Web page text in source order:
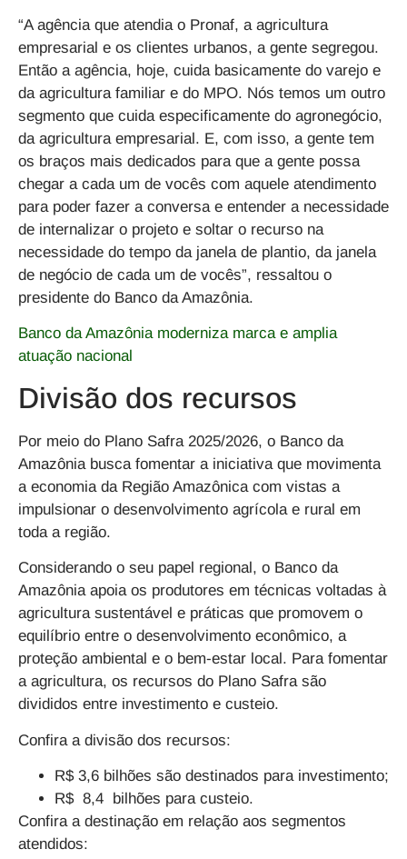
“A agência que atendia o Pronaf, a agricultura
empresarial e os clientes urbanos, a gente segregou.
Então a agência, hoje, cuida basicamente do varejo e
da agricultura familiar e do MPO. Nós temos um outro
segmento que cuida especificamente do agronegócio,
da agricultura empresarial. E, com isso, a gente tem
os braços mais dedicados para que a gente possa
chegar a cada um de vocês com aquele atendimento
para poder fazer a conversa e entender a necessidade
de internalizar o projeto e soltar o recurso na
necessidade do tempo da janela de plantio, da janela
de negócio de cada um de vocês”, ressaltou o
presidente do Banco da Amazônia.
Banco da Amazônia moderniza marca e amplia
atuação nacional
Divisão dos recursos
Por meio do Plano Safra 2025/2026, o Banco da
Amazônia busca fomentar a iniciativa que movimenta
a economia da Região Amazônica com vistas a
impulsionar o desenvolvimento agrícola e rural em
toda a região.
Considerando o seu papel regional, o Banco da
Amazônia apoia os produtores em técnicas voltadas à
agricultura sustentável e práticas que promovem o
equilíbrio entre o desenvolvimento econômico, a
proteção ambiental e o bem-estar local. Para fomentar
a agricultura, os recursos do Plano Safra são
divididos entre investimento e custeio.
Confira a divisão dos recursos:
R$ 3,6 bilhões são destinados para investimento;
R$ 8,4 bilhões para custeio.
Confira a destinação em relação aos segmentos
atendidos: